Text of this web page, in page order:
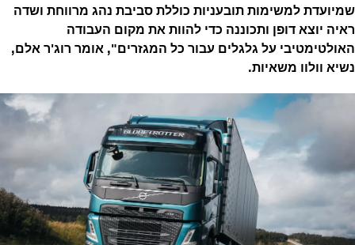
שמיועדת למשימות תובעניות כוללת סביבת נהג מרווחת ושדה
ראיה יוצא דופן ותכוננה כדי להוות את מקום העבודה
האולטימטיבי על גלגלים עבור כל המגזרים", אומר רוג'ר אלם,
נשיא וולוו משאיות.